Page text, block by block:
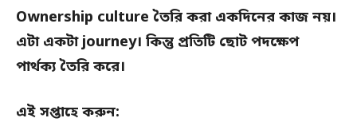
Ownership culture তৈরি করা একদিনের কাজ নয়।
এটা একটা journey। কিন্তু প্রতিটি ছোট পদক্ষেপ
পার্থক্য তৈরি করে।
এই সপ্তাহে করুন: